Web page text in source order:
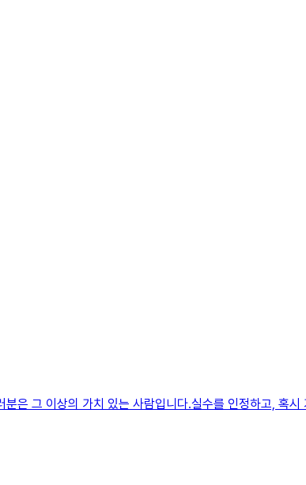
은 그 이상의 가치 있는 사람입니다.실수를 인정하고, 혹시